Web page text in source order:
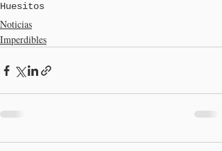
Huesitos
Noticias
Imperdibles